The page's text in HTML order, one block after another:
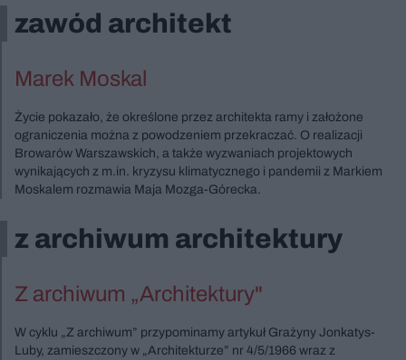
zawód architekt
Marek Moskal
Życie pokazało, że określone przez architekta ramy i założone
ograniczenia można z powodzeniem przekraczać. O realizacji
Browarów Warszawskich, a także wyzwaniach projektowych
wynikających z m.in. kryzysu klimatycznego i pandemii z Markiem
Moskalem rozmawia Maja Mozga-Górecka.
z archiwum architektury
Z archiwum „Architektury"
W cyklu „Z archiwum” przypominamy artykuł Grażyny Jonkatys-
Luby, zamieszczony w „Architekturze” nr 4/5/1966 wraz z